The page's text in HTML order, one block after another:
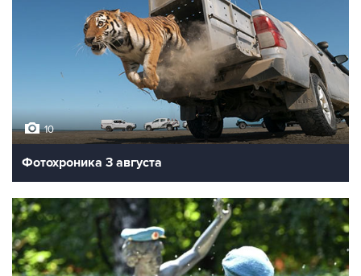
10
Фотохроника 3 августа